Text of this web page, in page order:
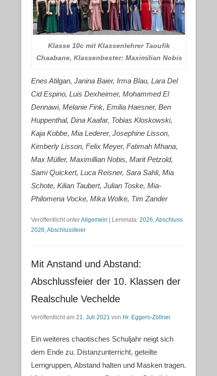
Klasse 10c mit Klassenlehrer Taoufik
Chaabane, Klassenbester: Maximilian Nobis
Enes Atilgan, Janina Baier, Irma Blau, Lara Del
Cid Espino, Luis Dexheimer, Mohammed El
Dennawi, Melanie Fink, Emilia Haesner, Ben
Huppenthal, Dina Kaafar, Tobias Kloskowski,
Kaja Kobbe, Mia Lederer, Josephine Lisson,
Kimberly Lisson, Felix Meyer, Fatimah Mhana,
Max Müller, Maximillian Nobis, Marit Petzold,
Sami Quickert, Luca Reisner, Sara Sahli, Mia
Schote, Kilian Taubert, Julian Toske, Mia-
Philomena Vocke, Mika Wolke, Tim Zander
Veröffentlicht unterAllgemein Lemmata: 2026,Abschluss
2026,Abschlussfeier
Mit Anstand und Abstand:
Abschlussfeier der 10. Klassen der
Realschule Vechelde
Veröffentlicht am 21. Juli 2021 von Hr. Eggers-Zöllner
Ein weiteres chaotisches Schuljahr neigt sich
dem Ende zu. Distanzunterricht, geteilte
Lerngruppen, Abstand halten und Masken tragen.